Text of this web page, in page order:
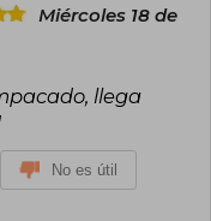
Miércoles 18 de
llega
No es útil